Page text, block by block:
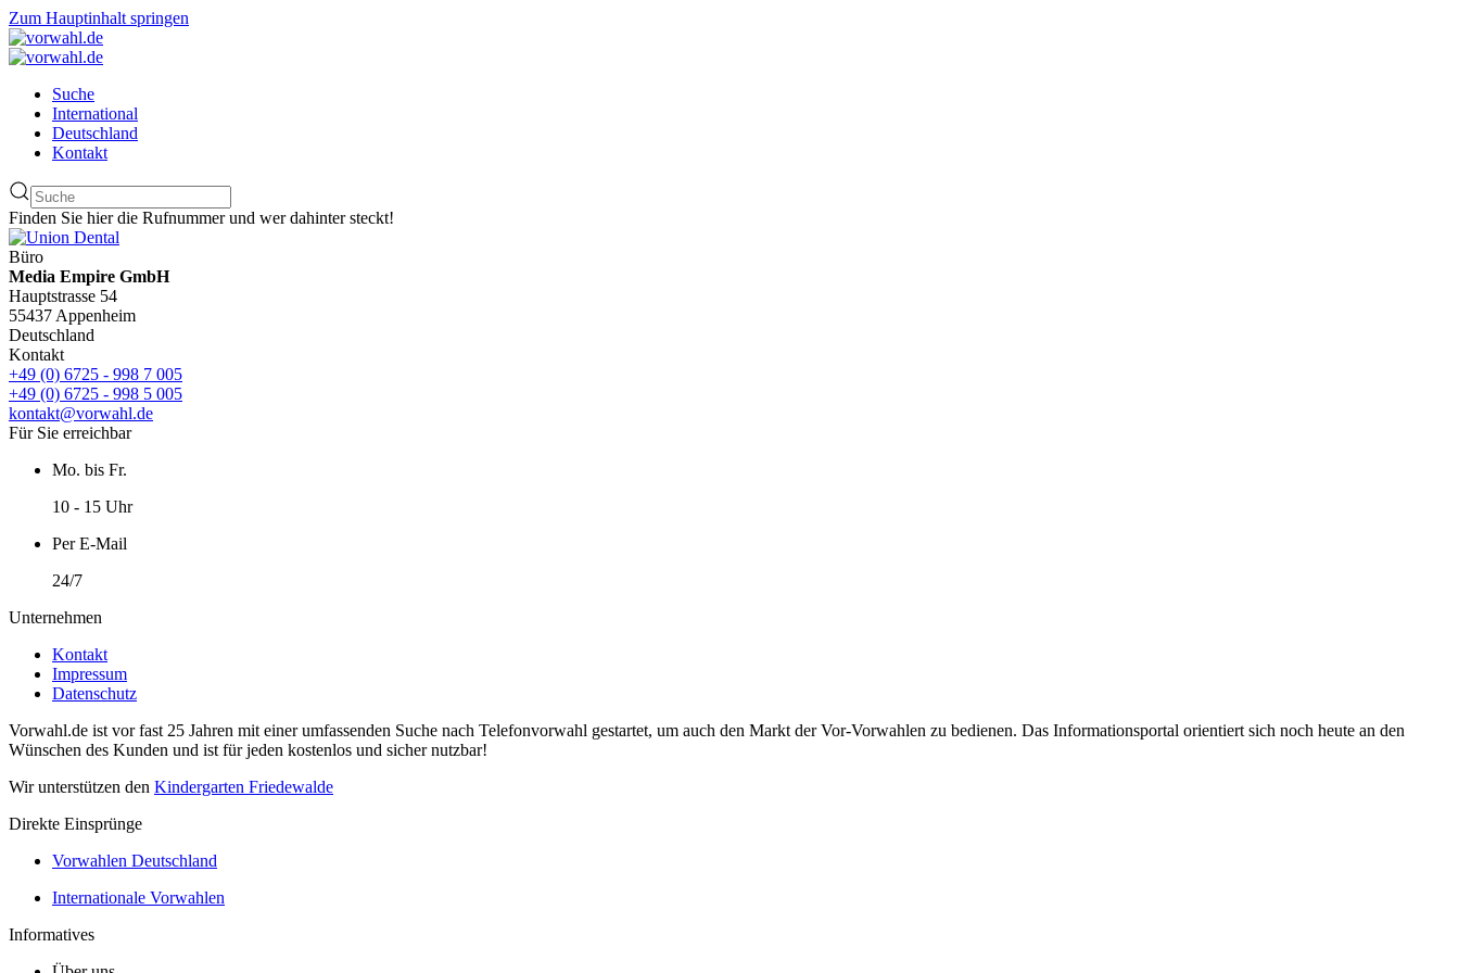
Zum Hauptinhalt springen
Suche
International
Deutschland
Kontakt
Finden Sie hier die Rufnummer und wer dahinter steckt!
Büro
Media Empire GmbH
Hauptstrasse 54
55437 Appenheim
Deutschland
Kontakt
+49 (0) 6725 - 998 7 005
+49 (0) 6725 - 998 5 005
kontakt@vorwahl.de
Für Sie erreichbar
Mo. bis Fr.
10 - 15 Uhr
Per E-Mail
24/7
Unternehmen
Kontakt
Impressum
Datenschutz
Vorwahl.de ist vor fast 25 Jahren mit einer umfassenden Suche nach Telefonvorwahl gestartet, um auch den Markt der Vor-Vorwahlen zu bedienen. Das Informationsportal orientiert sich noch heute an den
Wünschen des Kunden und ist für jeden kostenlos und sicher nutzbar!
Wir unterstützen den Kindergarten Friedewalde
Direkte Einsprünge
Vorwahlen Deutschland
Internationale Vorwahlen
Informatives